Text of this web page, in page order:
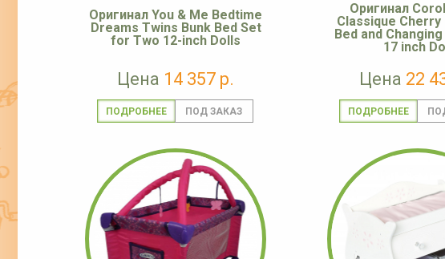
Оригинал You & Me Bedtime
Dreams Twins Bunk Bed Set
for Two 12-inch Dolls
Цена 14 357 р.
ПОДРОБНЕЕ
Оригинал
Classique Cherry
Bed and
17 inch Doll
Цена 22
ПОДРОБНЕЕ